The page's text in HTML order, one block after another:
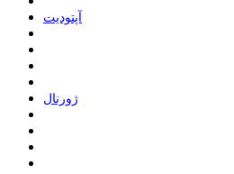
ﺁﭘﺘﻮﺩﯾﺖ
ﮊﻭﺭﻧﺎﻝ